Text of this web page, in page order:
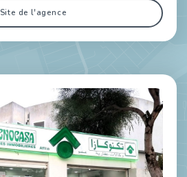
Site de l'agence